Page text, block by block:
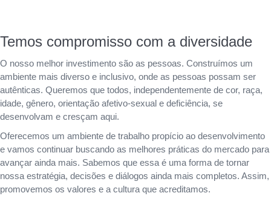
Temos compromisso com a diversidade
O nosso melhor investimento são as pessoas. Construímos um
ambiente mais diverso e inclusivo, onde as pessoas possam ser
autênticas. Queremos que todos, independentemente de cor, raça,
idade, gênero, orientação afetivo-sexual e deficiência, se
desenvolvam e cresçam aqui.
Oferecemos um ambiente de trabalho propício ao desenvolvimento
e vamos continuar buscando as melhores práticas do mercado para
avançar ainda mais. Sabemos que essa é uma forma de tornar
nossa estratégia, decisões e diálogos ainda mais completos. Assim,
promovemos os valores e a cultura que acreditamos.